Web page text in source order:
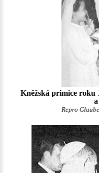
Kněžská primice roku
Repro